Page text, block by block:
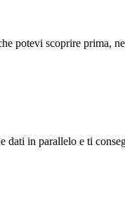
potevi scoprire prima,
in parallelo e ti